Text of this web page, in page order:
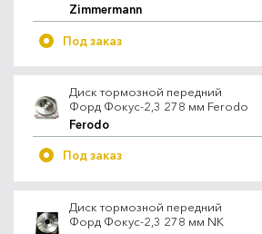
Zimmermann
Под заказ
Диск тормозной передний
Форд Фокус-2,3 278 мм Ferodo
Ferodo
Под заказ
Диск тормозной передний
Форд Фокус-2,3 278 мм NK